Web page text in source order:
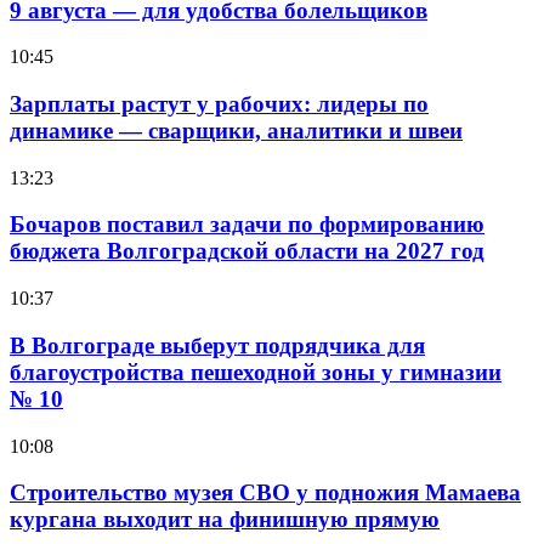
9 августа — для удобства болельщиков
10:45
Зарплаты растут у рабочих: лидеры по
динамике — сварщики, аналитики и швеи
13:23
Бочаров поставил задачи по формированию
бюджета Волгоградской области на 2027 год
10:37
В Волгограде выберут подрядчика для
благоустройства пешеходной зоны у гимназии
№ 10
10:08
Строительство музея СВО у подножия Мамаева
кургана выходит на финишную прямую